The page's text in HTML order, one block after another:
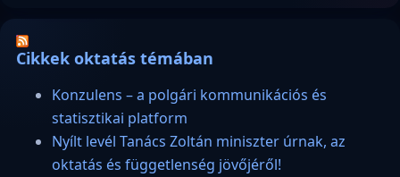
Cikkek oktatás témában
Konzulens – a polgári kommunikációs és
statisztikai platform
Nyílt levél Tanács Zoltán miniszter úrnak, az
oktatás és függetlenség jövőjéről!